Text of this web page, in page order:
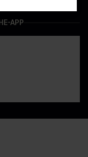
APP